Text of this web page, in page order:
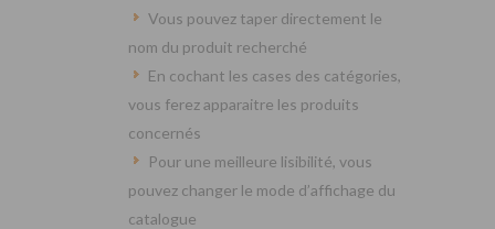
Vous pouvez taper directement le
nom du produit recherché
En cochant les cases des catégories,
vous ferez apparaitre les produits
concernés
Pour une meilleure lisibilité, vous
pouvez changer le mode d’affichage du
catalogue